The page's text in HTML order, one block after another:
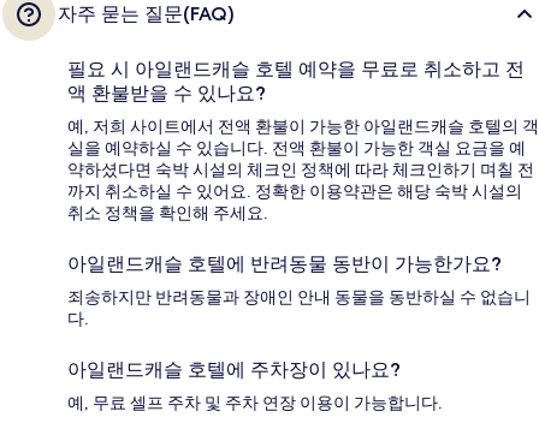
자주 묻는 질문(FAQ)
필요 시 아일랜드캐슬 호텔 예약을 무료로 취소하고 전
액 환불받을 수 있나요?
예, 저희 사이트에서 전액 환불이 가능한 아일랜드캐슬 호텔의 객
실을 예약하실 수 있습니다. 전액 환불이 가능한 객실 요금을 예
약하셨다면 숙박 시설의 체크인 정책에 따라 체크인하기 며칠 전
까지 취소하실 수 있어요. 정확한 이용약관은 해당 숙박 시설의
취소 정책을 확인해 주세요.
아일랜드캐슬 호텔에 반려동물 동반이 가능한가요?
죄송하지만 반려동물과 장애인 안내 동물을 동반하실 수 없습니
다.
아일랜드캐슬 호텔에 주차장이 있나요?
예, 무료 셀프 주차 및 주차 연장 이용이 가능합니다.